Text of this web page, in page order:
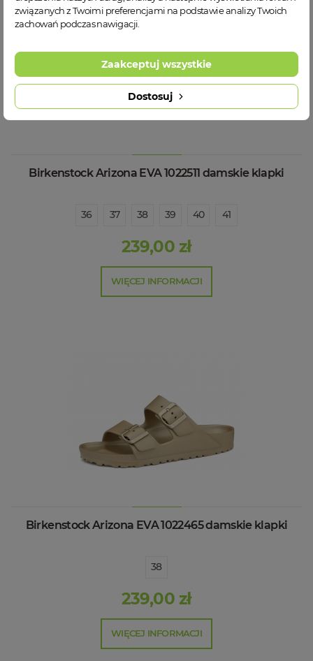
Birkenstock Arizona EVA 1022511 damskie klapki
36 37 38 39 40 41
239,00 zł
WIĘCEJ INFORMACJI
Birkenstock Arizona EVA 1022465 damskie klapki
38
239,00 zł
WIĘCEJ INFORMACJI
związanych z Twoimi preferencjami na podstawie analizy Twoich
zachowań podczas nawigacji.
Dostosuj
Zaakceptuj wszystkie